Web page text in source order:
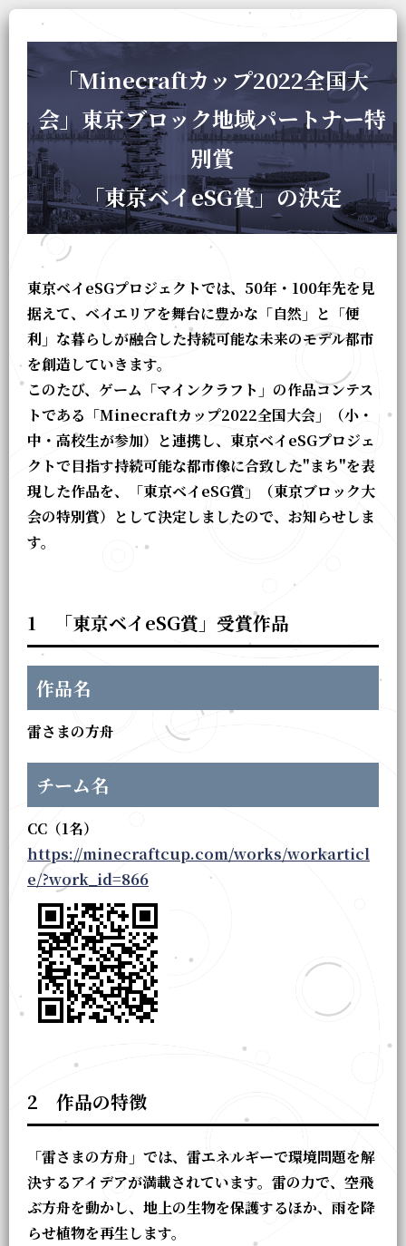
「Minecraftカップ2022全国大
会」東京ブロック地域パートナー特
別賞
「東京ベイeSG賞」の決定
東京ベイeSGプロジェクトでは、50年・100年先を見
据えて、ベイエリアを舞台に豊かな「自然」と「便
利」な暮らしが融合した持続可能な未来のモデル都市
を創造していきます。
このたび、ゲーム「マインクラフト」の作品コンテス
トである「Minecraftカップ2022全国大会」（小・
中・高校生が参加）と連携し、東京ベイeSGプロジェ
クトで目指す持続可能な都市像に合致した"まち"を表
現した作品を、「東京ベイeSG賞」（東京ブロック大
会の特別賞）として決定しましたので、お知らせしま
す。
1 「東京ベイeSG賞」受賞作品
作品名
雷さまの方舟
チーム名
CC（1名）
https://minecraftcup.com/works/workarticl
e/?work_id=866
2 作品の特徴
「雷さまの方舟」では、雷エネルギーで環境問題を解
決するアイデアが満載されています。雷の力で、空飛
ぶ方舟を動かし、地上の生物を保護するほか、雨を降
らせ植物を再生します。